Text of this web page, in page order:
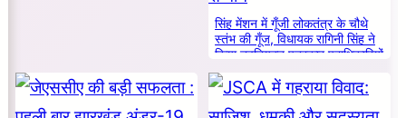
सिंह मेंशन में गूँजी लोकतंत्र के चौथे
स्तंभ की गूँज, विधायक रागिनी सिंह ने
किया नवनियुक्त पत्रकार पदाधिकारियों
का सम्मान